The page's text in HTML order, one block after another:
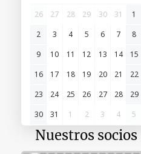
26
27 28 29 30 31
1
2
3 4 5 6 7
8
9
10 11 12 13 14
15
16
17 18 19 20 21
22
23
24 25 26 27 28
29
30
31 1 2 3 4 5
Nuestros socios